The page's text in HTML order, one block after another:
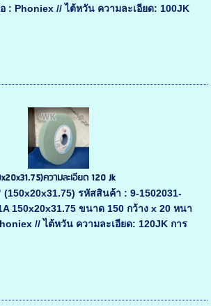
: Phoniex // ไต้หวัน ความละเอียด: 100JK
ความละเอียด 120 Jk
(150x20x31.75) รหัสสินค้า : 9-1502031-
150x20x31.75 ขนาด 150 กว้าง x 20 หนา
// ไต้หวัน ความละเอียด: 120JK การ